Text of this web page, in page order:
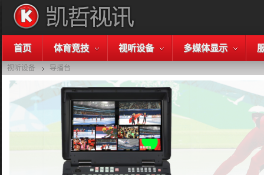
首页 体育竞技 视听设备 多媒体显示
视听设备 导播台